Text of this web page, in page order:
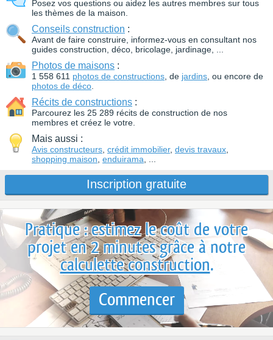
Posez vos questions ou aidez les autres membres sur tous
les thèmes de la maison.
Conseils construction :
Avant de faire construire, informez-vous en consultant nos
guides construction, déco, bricolage, jardinage, ...
Photos de maisons :
1 558 611 photos de constructions , de jardins , ou encore de
photos de déco
Récits de constructions :
Parcourez les 25 289 récits de construction de nos
membres et créez le votre.
Mais aussi :
Avis constructeurs crédit immobilier, devis travaux
shopping maison enduirama
Inscription gratuite
Pratique : estimez le coût de votre
projet en 2 minutes grâce à notre
calculette construction.
Commencer